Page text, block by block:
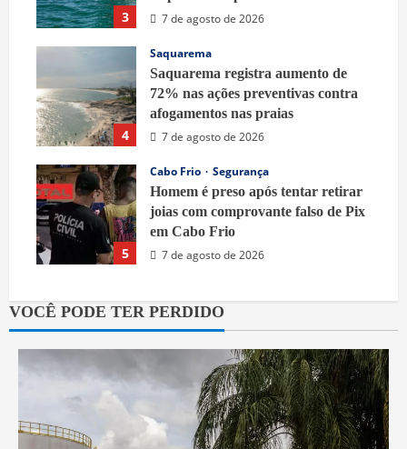
3
7 de agosto de 2026
4
Saquarema
Saquarema registra aumento de
72% nas ações preventivas contra
afogamentos nas praias
7 de agosto de 2026
5
Cabo Frio
Segurança
Homem é preso após tentar retirar
joias com comprovante falso de Pix
em Cabo Frio
7 de agosto de 2026
VOCÊ PODE TER PERDIDO